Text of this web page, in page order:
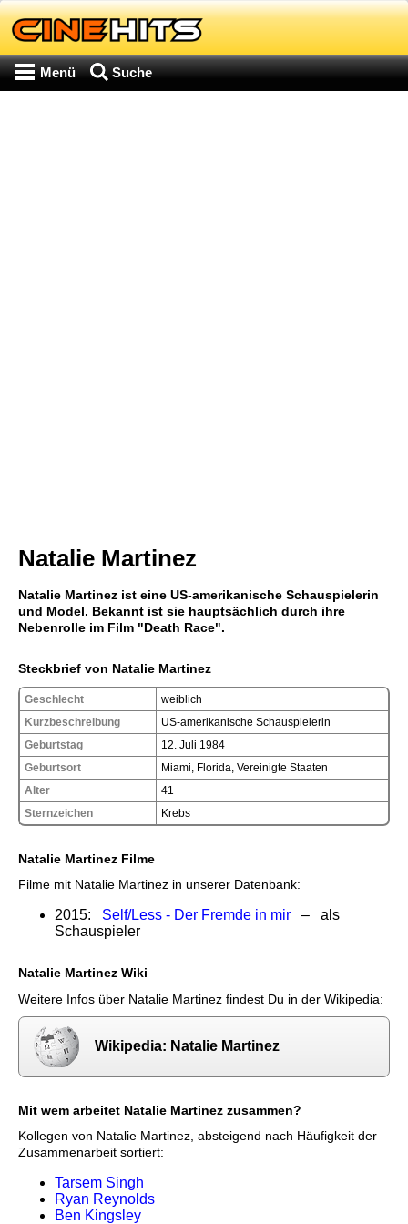
Menü Suche
Natalie Martinez
Natalie Martinez ist eine US-amerikanische Schauspielerin
und Model. Bekannt ist sie hauptsächlich durch ihre
Nebenrolle im Film "Death Race".
Steckbrief von Natalie Martinez
Geschlecht
weiblich
Kurzbeschreibung
US-amerikanische Schauspielerin
Geburtstag
12. Juli 1984
Geburtsort
Miami, Florida, Vereinigte Staaten
Alter
41
Sternzeichen
Krebs
Natalie Martinez Filme
Filme mit Natalie Martinez in unserer Datenbank:
2015: Self/Less - Der Fremde in mir – als
Schauspieler
Natalie Martinez Wiki
Weitere Infos über Natalie Martinez findest Du in der Wikipedia:
Wikipedia: Natalie Martinez
Mit wem arbeitet Natalie Martinez zusammen?
Kollegen von Natalie Martinez, absteigend nach Häufigkeit der
Zusammenarbeit sortiert:
Tarsem Singh
Ryan Reynolds
Ben Kingsley